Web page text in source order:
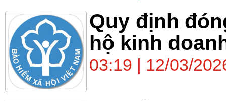
Quy định
hộ kinh
03:19 | 12/03/